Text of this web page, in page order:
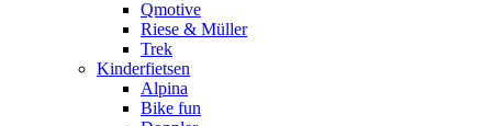
Qmotive
Riese & Müller
Trek
Kinderfietsen
Alpina
Bike fun